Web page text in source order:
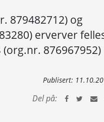
879482712) og
erverver
876967952)
Publisert:
Del på: